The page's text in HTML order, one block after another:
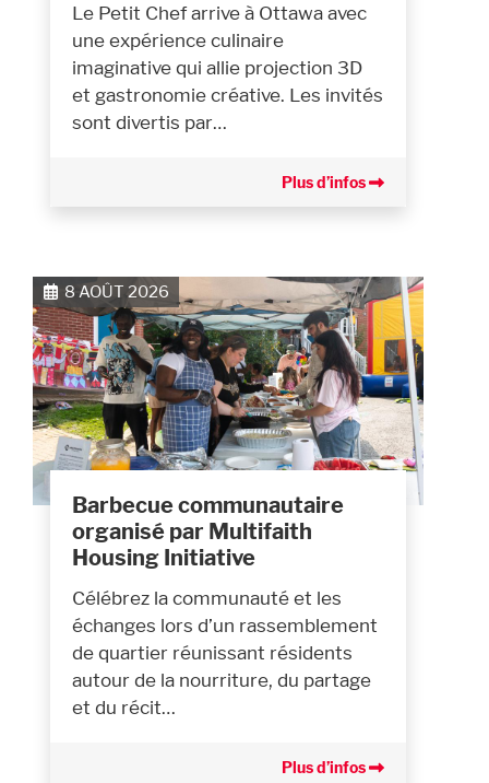
Le Petit Chef arrive à Ottawa avec
une expérience culinaire
imaginative qui allie projection 3D
et gastronomie créative. Les invités
sont divertis par…
Plus d’infos
8 AOÛT 2026
Barbecue communautaire
organisé par Multifaith
Housing Initiative
Célébrez la communauté et les
échanges lors d’un rassemblement
de quartier réunissant résidents
autour de la nourriture, du partage
et du récit…
Plus d’infos